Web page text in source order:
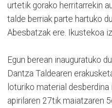
urtetik gorako herritarrekin
talde berriak parte hartuko
Abesbatzak ere. Ikustekoa
Egun berean inauguratuko
Dantza Taldearen
loturiko material
apirilaren 27tik maiatzaren